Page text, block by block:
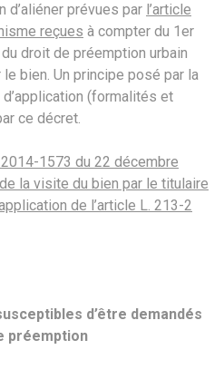
d’aliéner prévues par l’article
reçues à compter du 1er
droit de préemption urbain
bien. Un principe posé par la
(formalités et
ce décret.
1573 du 22 décembre
la visite du bien par le titulaire
de l’article L. 213-2
d’être demandés
préemption